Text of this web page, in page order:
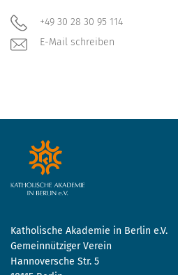
+49 30 28 30 95 114
E-Mail schreiben
Katholische Akademie in Berlin e.V.
Gemeinnütziger Verein
Hannoversche Str. 5